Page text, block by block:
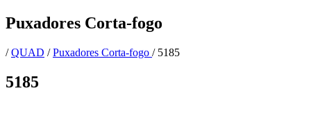
Puxadores Corta-fogo
/QUAD /Puxadores Corta-fogo / 5185
5185